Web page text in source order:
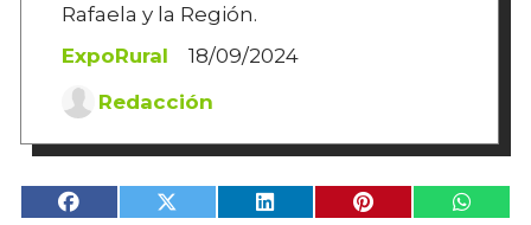
Rafaela y la Región.
ExpoRural
18/09/2024
Redacción